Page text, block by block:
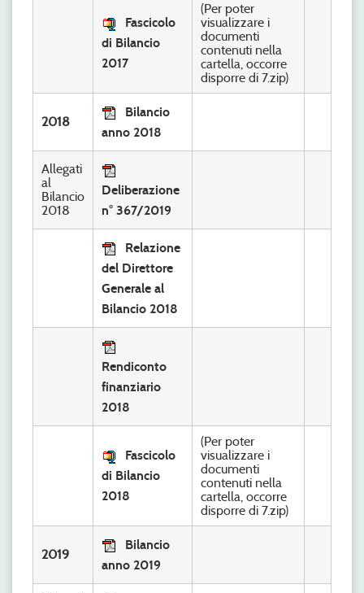
Fascicolo
di Bilancio
2017
(Per poter
visualizzare i
documenti
contenuti nella
cartella, occorre
disporre di 7.zip)
2018
Bilancio
anno 2018
Allegati
al
Bilancio
2018
Deliberazione
n° 367/2019
Relazione
del Direttore
Generale al
Bilancio 2018
Rendiconto
finanziario
2018
Fascicolo
di Bilancio
2018
(Per poter
visualizzare i
documenti
contenuti nella
cartella, occorre
disporre di 7.zip)
2019
Bilancio
anno 2019